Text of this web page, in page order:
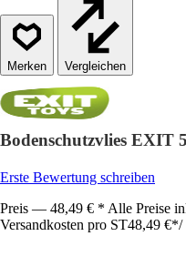
Vergleichen
Bodenschutzvlies EXIT
Erste Bewertung schreiben
Preis — 48,49 € * Alle Preise
Versandkosten pro ST48,49 €*/